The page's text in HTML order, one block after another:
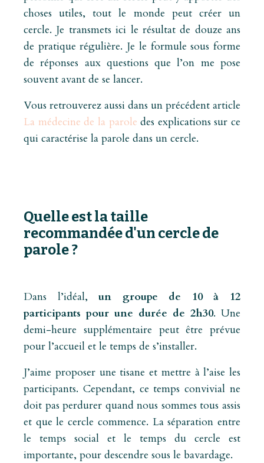
choses utiles, tout le monde peut créer un
cercle. Je transmets ici le résultat de douze ans
de pratique régulière. Je le formule sous forme
de réponses aux questions que l’on me pose
souvent avant de se lancer.
Vous retrouverez aussi dans un précédent article
La médecine de la parole des explications sur ce
qui caractérise la parole dans un cercle.
Quelle est la taille
recommandée d'un cercle de
parole ?
Dans l’idéal,un groupe de 10 à 12
participants pour une durée de 2h30. Une
demi-heure supplémentaire peut être prévue
pour l’accueil et le temps de s’installer.
J’aime proposer une tisane et mettre à l’aise les
participants. Cependant, ce temps convivial ne
doit pas perdurer quand nous sommes tous assis
et que le cercle commence. La séparation entre
le temps social et le temps du cercle est
importante, pour descendre sous le bavardage.